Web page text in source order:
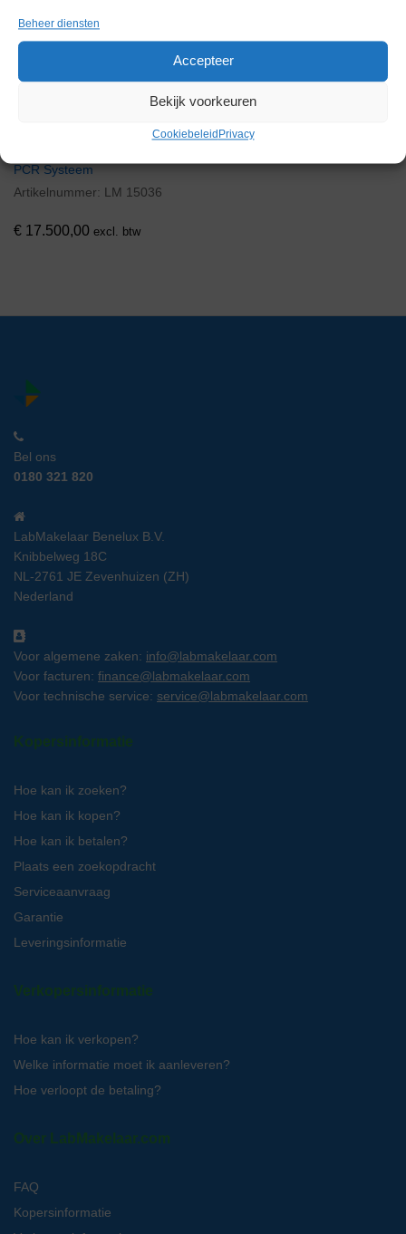
Beheer diensten
Accepteer
Bekijk voorkeuren
Cookiebeleid Privacy
PCR Systeem
Artikelnummer: LM 15036
€ 17.500,00 excl. btw
Bel ons
0180 321 820
LabMakelaar Benelux B.V.
Knibbelweg 18C
NL-2761 JE Zevenhuizen (ZH)
Nederland
Voor algemene zaken: info@labmakelaar.com
Voor facturen: finance@labmakelaar.com
Voor technische service: service@labmakelaar.com
Kopersinformatie
Hoe kan ik zoeken?
Hoe kan ik kopen?
Hoe kan ik betalen?
Plaats een zoekopdracht
Serviceaanvraag
Garantie
Leveringsinformatie
Verkopersinformatie
Hoe kan ik verkopen?
Welke informatie moet ik aanleveren?
Hoe verloopt de betaling?
Over LabMakelaar.com
FAQ
Kopersinformatie